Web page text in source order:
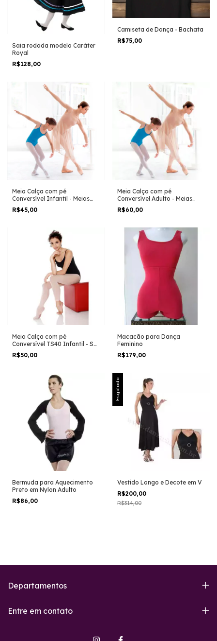
Saia rodada modelo Caráter
Royal
R$128,00
Camiseta de Dança - Bachata
R$75,00
Meia Calça com pé
Conversível Infantil - Meias
Daniela - Em estoque
R$45,00
Meia Calça com pé
Conversível Adulto - Meias
Daniela - Em estoque
R$60,00
Meia Calça com pé
Conversível TS40 Infantil - Só
Dança - Em estoque
R$50,00
Macacão para Dança
Feminino
R$179,00
Bermuda para Aquecimento
Preto em Nylon Adulto
R$86,00
Esgotado
Vestido Longo e Decote em V
R$200,00
R$314,00
Departamentos
Entre em contato